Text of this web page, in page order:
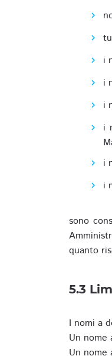
i
i
i
i
i
i
sono
quanto
5.3
I nomi a
Un nome
Un nome